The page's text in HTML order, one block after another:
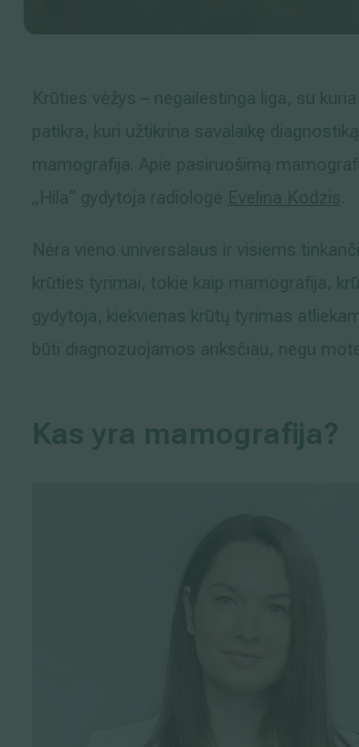
Krūties vėžys – negailestinga liga, su
patikra, kuri užtikrina savalaikę
mamografija. Apie pasiruošimą
„Hila“ gydytoja radiologė Evelina Kodzis
Nėra vieno universalaus ir visiems
krūties tyrimai, tokie kaip mamografija,
gydytoja, kiekvienas krūtų tyrimas
būti diagnozuojamos anksčiau, negu
Kas yra mamografija?
Mamologija (Krūtų onkochirurgija)
Hila paslaugos
Hila gydytojai